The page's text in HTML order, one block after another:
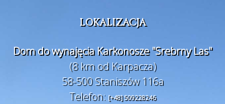
LOKALIZACJA
Dom do wynajęcia Karkonosze "Srebrny Las"
(8 km od Karpacza)
58-500 Staniszów 116a
Telefon: [+48] 509228246